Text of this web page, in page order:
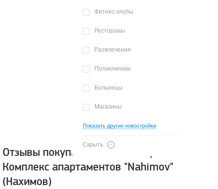
Фитнес-клубы
Рестораны
Развлечения
Поликлиники
Больницы
Магазины
Показать другие новостройки
Скрыть
Отзывы покупателей о новостройке
Комплекс апартаментов "Nahimov"
(Нахимов)